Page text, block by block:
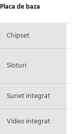
Placa de baza
Chipset
Sloturi
Sunet integrat
Video integrat